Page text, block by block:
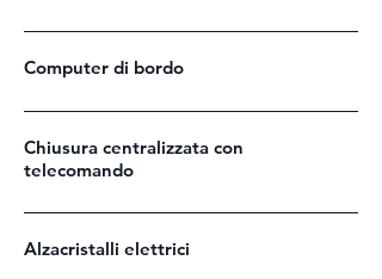
Computer di bordo
Chiusura centralizzata con
telecomando
Alzacristalli elettrici